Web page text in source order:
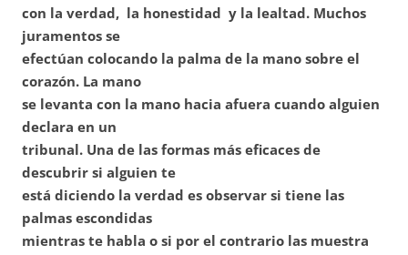
con la verdad, la honestidad y la lealtad. Muchos
juramentos se
efectúan colocando la palma de la mano sobre el
corazón. La mano
se levanta con la mano hacia afuera cuando alguien
declara en un
tribunal. Una de las formas más eficaces de
descubrir si alguien te
está diciendo la verdad es observar si tiene las
palmas escondidas
mientras te habla o si por el contrario las muestra